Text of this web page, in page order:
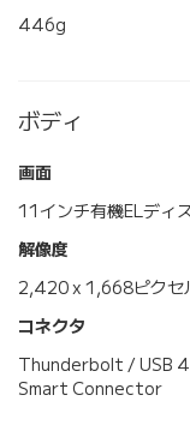
446g
ボディ
画面
11インチ有機ELディ
解像度
2,420 x 1,668ピクセ
コネクタ
Thunderbolt / USB 4
Smart Connector